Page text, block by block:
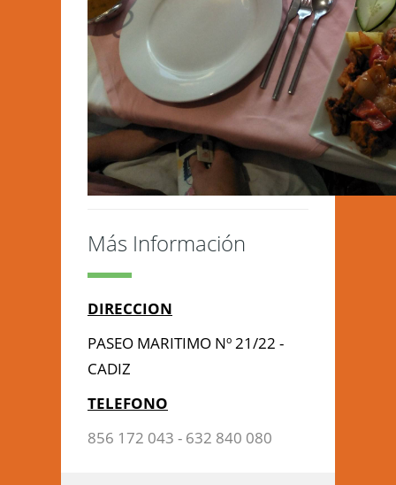
Más Información
DIRECCION
PASEO MARITIMO Nº 21/22 -
CADIZ
TELEFONO
856 172 043 - 632 840 080